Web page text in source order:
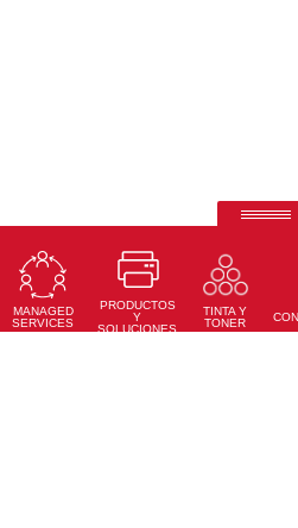
MANAGED
SERVICES
PRODUCTOS
Y
SOLUCIONES
TINTA Y
TONER
RICOH Pro Z75
Prensa Digital de Inyección de Tinta en Hoja
Conoce Más